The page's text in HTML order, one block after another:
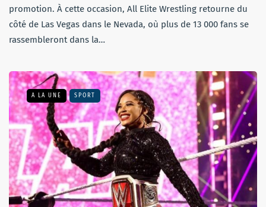
promotion. À cette occasion, All Elite Wrestling retourne du
côté de Las Vegas dans le Nevada, où plus de 13 000 fans se
rassembleront dans la…
A LA UNE SPORT